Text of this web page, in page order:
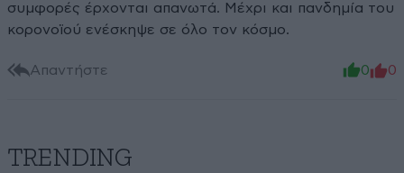
συμφορές έρχονται απανωτά. Μέχρι και πανδημία του
κορονοϊού ενέσκηψε σε όλο τον κόσμο.
Απαντήστε 0 0
TRENDING